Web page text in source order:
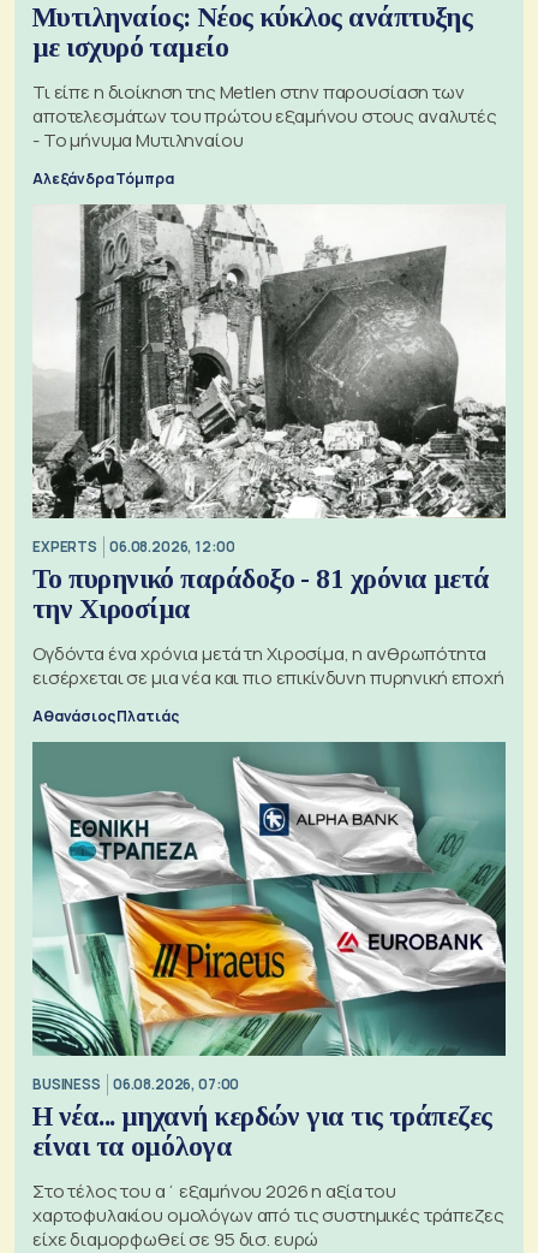
Μυτιληναίος: Νέος κύκλος ανάπτυξης
με ισχυρό ταμείο
Τι είπε η διοίκηση της Metlen στην παρουσίαση των
αποτελεσμάτων του πρώτου εξαμήνου στους αναλυτές
- Το μήνυμα Μυτιληναίου
Αλεξάνδρα Τόμπρα
EXPERTS 06.08.2026, 12:00
Το πυρηνικό παράδοξο - 81 χρόνια μετά
την Χιροσίμα
Ογδόντα ένα χρόνια μετά τη Χιροσίμα, η ανθρωπότητα
εισέρχεται σε μια νέα και πιο επικίνδυνη πυρηνική εποχή
Αθανάσιος Πλατιάς
BUSINESS 06.08.2026, 07:00
Η νέα... μηχανή κερδών για τις τράπεζες
είναι τα ομόλογα
Στο τέλος του α΄ εξαμήνου 2026 η αξία του
χαρτοφυλακίου ομολόγων από τις συστημικές τράπεζες
είχε διαμορφωθεί σε 95 δισ. ευρώ